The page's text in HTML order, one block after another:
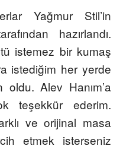
Yağmur Stil’in
hazırlandı.
istemez bir kumaş
istediğim her yerde
Alev Hanım’a
teşekkür ederim.
ve orijinal masa
etmek isterseniz